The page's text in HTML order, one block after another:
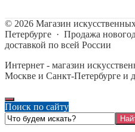
© 2026 Магазин
Петербурге · Продажа
доставкой по всей России
Интернет - магазин
Москве и Санкт-Петербурге и
Поиск по сайту